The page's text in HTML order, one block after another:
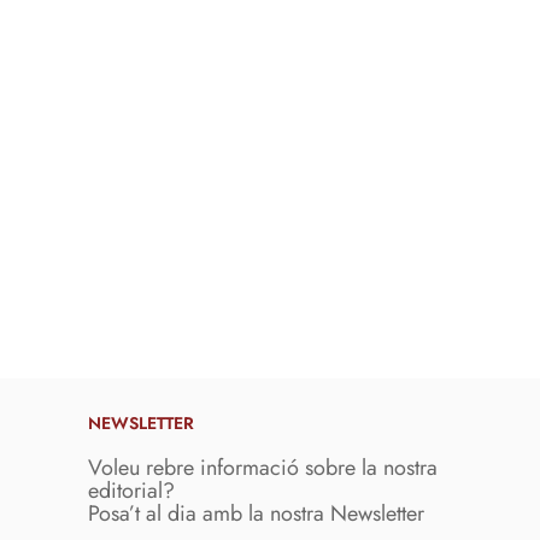
NEWSLETTER
Voleu rebre informació sobre la nostra
editorial?
Posa’t al dia amb la nostra Newsletter